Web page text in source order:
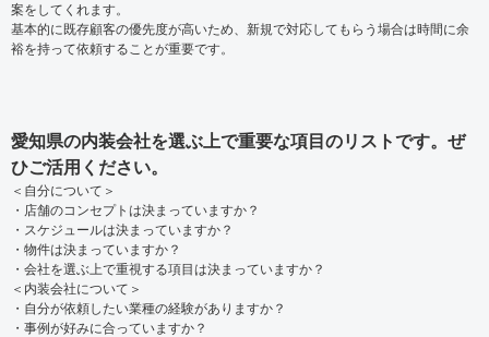
案をしてくれます。
基本的に既存顧客の優先度が高いため、新規で対応してもらう場合は時間に余
裕を持って依頼することが重要です。
愛知県の内装会社を選ぶ上で重要な項目のリストです。ぜ
ひご活用ください。
＜自分について＞
・店舗のコンセプトは決まっていますか？
・スケジュールは決まっていますか？
・物件は決まっていますか？
・会社を選ぶ上で重視する項目は決まっていますか？
＜内装会社について＞
・自分が依頼したい業種の経験がありますか？
・事例が好みに合っていますか？